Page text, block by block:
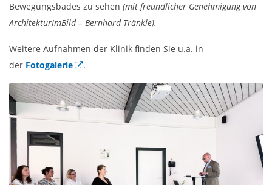
Bewegungsbades zu sehen (mit freundlicher Genehmigung von
ArchitekturImBild – Bernhard Tränkle).
Weitere Aufnahmen der Klinik finden Sie u.a. in
der Fotogalerie .